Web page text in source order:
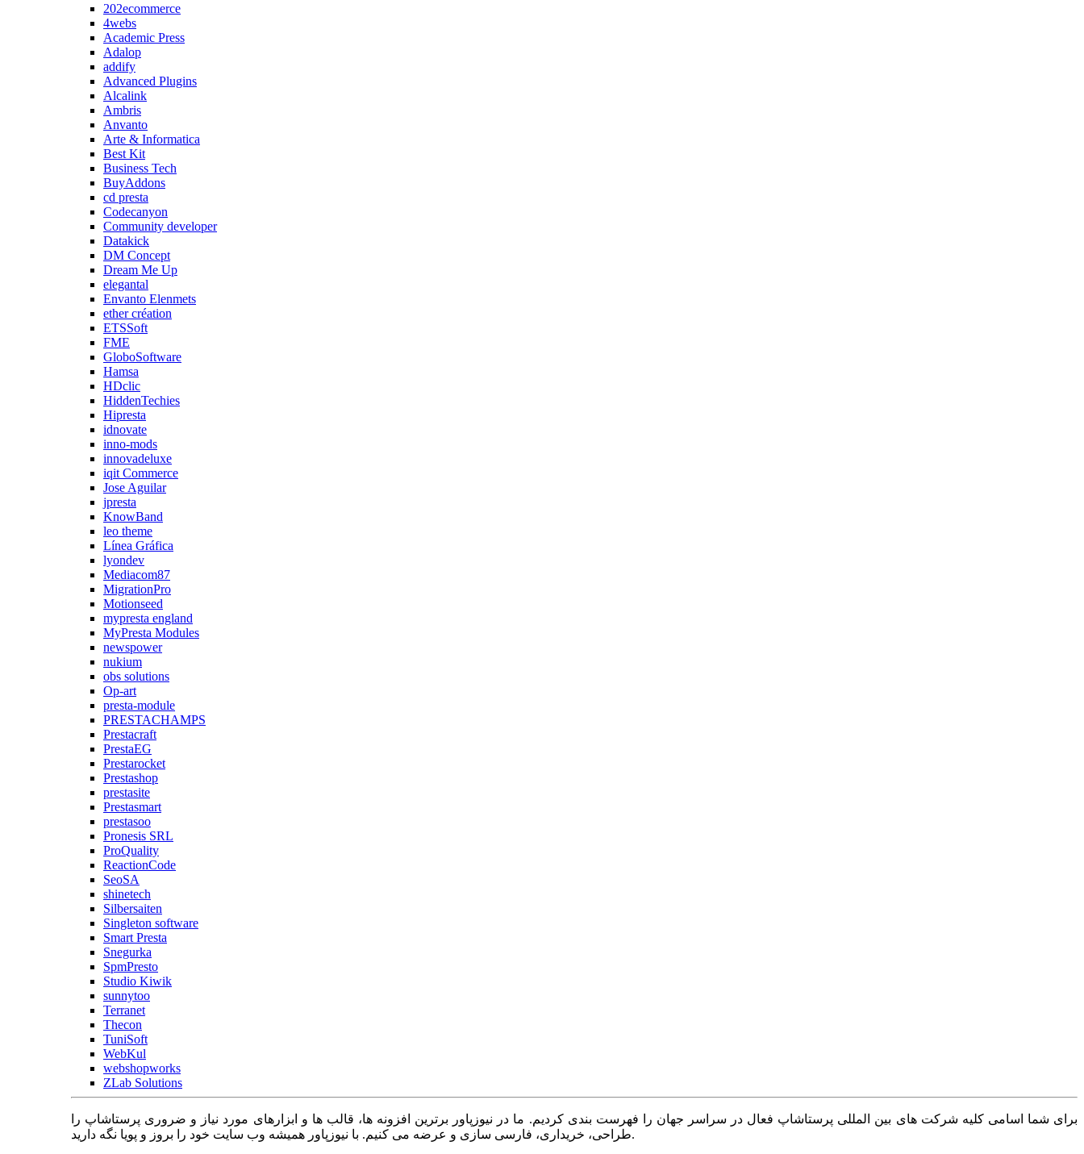
202ecommerce
4webs
Academic Press
Adalop
addify
Advanced Plugins
Alcalink
Ambris
Anvanto
Arte & Informatica
Best Kit
Business Tech
BuyAddons
cd presta
Codecanyon
Community developer
Datakick
DM Concept
Dream Me Up
elegantal
Envanto Elenmets
ether création
ETSSoft
FME
GloboSoftware
Hamsa
HDclic
HiddenTechies
Hipresta
idnovate
inno-mods
innovadeluxe
iqit Commerce
Jose Aguilar
jpresta
KnowBand
leo theme
Línea Gráfica
lyondev
Mediacom87
MigrationPro
Motionseed
mypresta england
MyPresta Modules
newspower
nukium
obs solutions
Op-art
presta-module
PRESTACHAMPS
Prestacraft
PrestaEG
Prestarocket
Prestashop
prestasite
Prestasmart
prestasoo
Pronesis SRL
ProQuality
ReactionCode
SeoSA
shinetech
Silbersaiten
Singleton software
Smart Presta
Snegurka
SpmPresto
Studio Kiwik
sunnytoo
Terranet
Thecon
TuniSoft
WebKul
webshopworks
ZLab Solutions
برای شما اسامی کلیه شرکت های بین المللی پرستاشاپ فعال در سراسر جهان را فهرست بندی کردیم. ما در نیوزپاور برترین افزونه ها، قالب ها و ابزارهای مورد نیاز و ضروری پرستاشاپ را
طراحی، خریداری، فارسی سازی و عرضه می کنیم. با نیوزپاور همیشه وب سایت خود را بروز و پویا نگه دارید.